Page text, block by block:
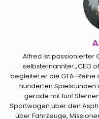
Alfred ist passionierter
selbsternannter „CEO
begleitet er die GTA-Reihe
hunderten Spielstunden
gerade mit fünf
Sportwagen über den
über Fahrzeuge,